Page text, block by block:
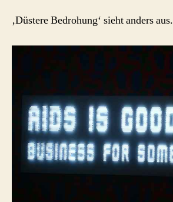
‚Düstere Bedrohung‘ sieht anders aus.